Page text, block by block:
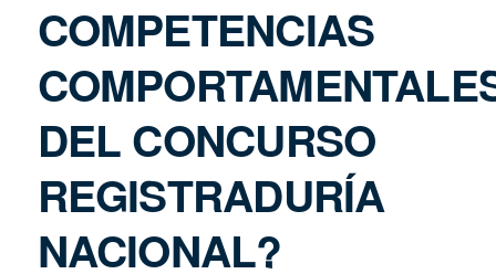
COMPETENCIAS
DEL CONCURSO
REGISTRADURÍA
NACIONAL?